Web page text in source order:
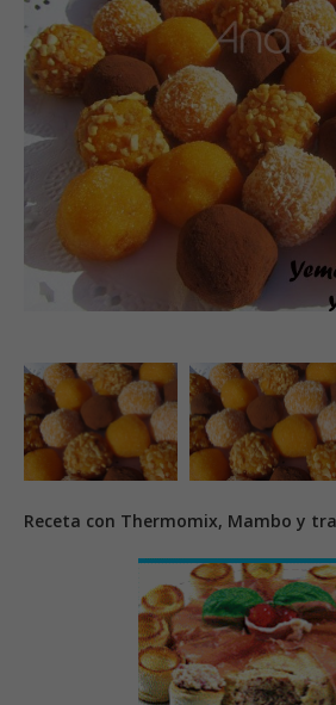
Receta con Thermomix, Mambo y